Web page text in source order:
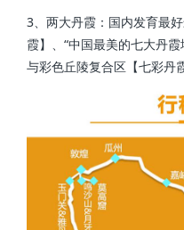
3、两大丹霞：国内发育最
霞】、“中国最美的七大丹
与彩色丘陵复合区【七彩丹